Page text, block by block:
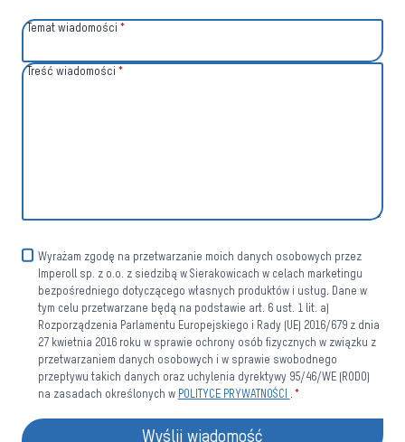
Temat wiadomości *
Treść wiadomości *
Wyrażam zgodę na przetwarzanie moich danych osobowych przez
Imperoll sp. z o.o. z siedzibą w Sierakowicach w celach marketingu
bezpośredniego dotyczącego własnych produktów i usług. Dane w
tym celu przetwarzane będą na podstawie art. 6 ust. 1 lit. a)
Rozporządzenia Parlamentu Europejskiego i Rady (UE) 2016/679 z dnia
27 kwietnia 2016 roku w sprawie ochrony osób fizycznych w związku z
przetwarzaniem danych osobowych i w sprawie swobodnego
przepływu takich danych oraz uchylenia dyrektywy 95/46/WE (RODO)
na zasadach określonych w POLITYCE PRYWATNOŚCI . *
Wyślij wiadomość